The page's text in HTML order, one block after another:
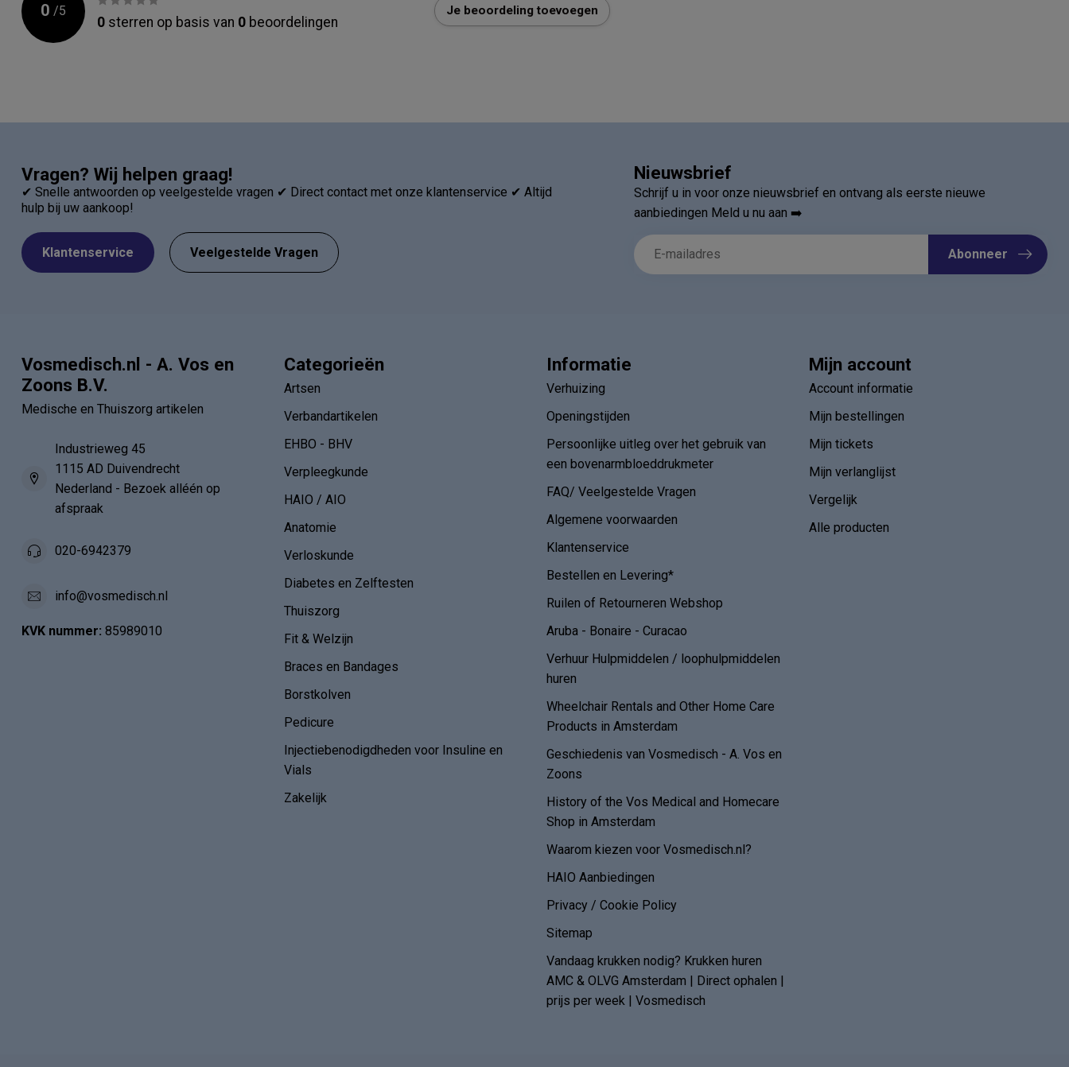
0 /5
0 sterren op basis van 0 beoordelingen
Je beoordeling toevoegen
Vragen? Wij helpen graag!
✔ Snelle antwoorden op veelgestelde vragen ✔ Direct contact met onze klantenservice ✔ Altijd
hulp bij uw aankoop!
Klantenservice Veelgestelde Vragen
Nieuwsbrief
Schrijf u in voor onze nieuwsbrief en ontvang als eerste nieuwe
aanbiedingen Meld u nu aan ➡️
Abonneer
Vosmedisch.nl - A. Vos en
Zoons B.V.
Medische en Thuiszorg artikelen
Industrieweg 45
1115 AD Duivendrecht
Nederland - Bezoek alléén op
afspraak
020-6942379
info@vosmedisch.nl
KVK nummer: 85989010
Categorieën
Artsen
Verbandartikelen
EHBO - BHV
Verpleegkunde
HAIO / AIO
Anatomie
Verloskunde
Diabetes en Zelftesten
Thuiszorg
Fit & Welzijn
Braces en Bandages
Borstkolven
Pedicure
Injectiebenodigdheden voor Insuline en
Vials
Zakelijk
Informatie
Verhuizing
Openingstijden
Persoonlijke uitleg over het gebruik van
een bovenarmbloeddrukmeter
FAQ/ Veelgestelde Vragen
Algemene voorwaarden
Klantenservice
Bestellen en Levering*
Ruilen of Retourneren Webshop
Aruba - Bonaire - Curacao
Verhuur Hulpmiddelen / loophulpmiddelen
huren
Wheelchair Rentals and Other Home Care
Products in Amsterdam
Geschiedenis van Vosmedisch - A. Vos en
Zoons
History of the Vos Medical and Homecare
Shop in Amsterdam
Waarom kiezen voor Vosmedisch.nl?
HAIO Aanbiedingen
Privacy / Cookie Policy
Sitemap
Vandaag krukken nodig? Krukken huren
AMC & OLVG Amsterdam | Direct ophalen |
prijs per week | Vosmedisch
Mijn account
Account informatie
Mijn bestellingen
Mijn tickets
Mijn verlanglijst
Vergelijk
Alle producten